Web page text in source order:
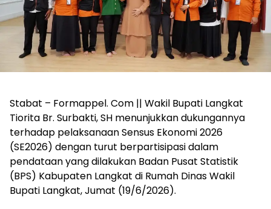
Stabat – Formappel. Com || Wakil Bupati Langkat
Tiorita Br. Surbakti, SH menunjukkan dukungannya
terhadap pelaksanaan Sensus Ekonomi 2026
(SE2026) dengan turut berpartisipasi dalam
pendataan yang dilakukan Badan Pusat Statistik
(BPS) Kabupaten Langkat di Rumah Dinas Wakil
Bupati Langkat, Jumat (19/6/2026).